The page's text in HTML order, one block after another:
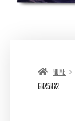
Home
60X50X2